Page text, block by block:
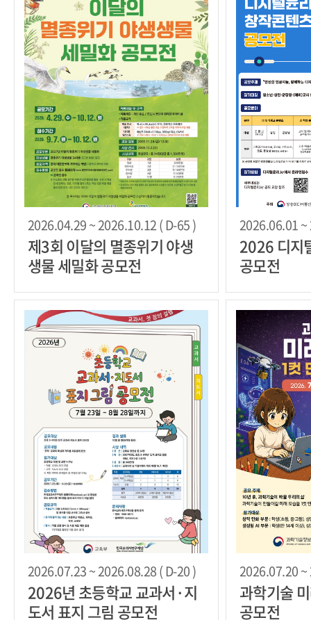
2026.04.29 ~ 2026.10.12 ( D-65 )
제3회 이달의 멸종위기 야생
생물 세밀화 공모전
2026.06.01 ~
2026 디지
공모전
2026.07.23 ~ 2026.08.28 ( D-20 )
2026년 초등학교 교과서·지
도서 표지 그림 공모전
2026.07.20 ~
과학기술
공모전